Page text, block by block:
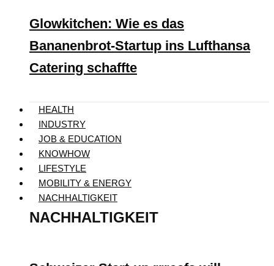
Glowkitchen: Wie es das
Bananenbrot-Startup ins Lufthansa
Catering schaffte
HEALTH
INDUSTRY
JOB & EDUCATION
KNOWHOW
LIFESTYLE
MOBILITY & ENERGY
NACHHALTIGKEIT
NACHHALTIGKEIT